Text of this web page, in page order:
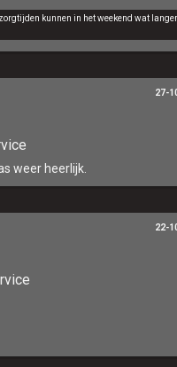
kunnen in het weekend wat
weer heerlijk.
27-
22-